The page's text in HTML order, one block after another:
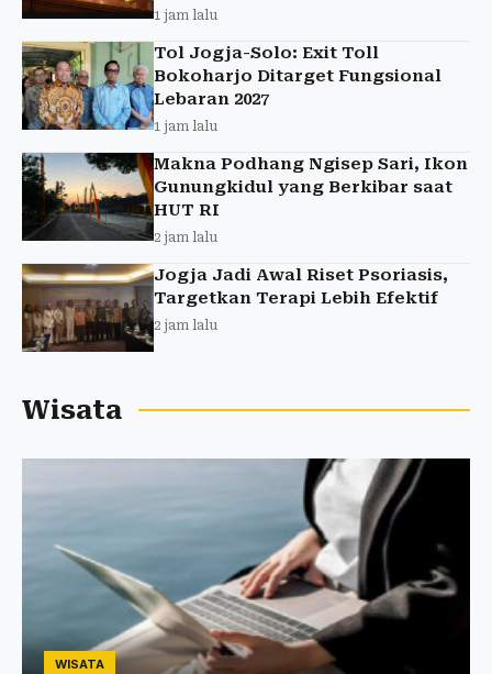
1 jam lalu
Tol Jogja-Solo: Exit Toll
Bokoharjo Ditarget Fungsional
Lebaran 2027
1 jam lalu
Makna Podhang Ngisep Sari, Ikon
Gunungkidul yang Berkibar saat
HUT RI
2 jam lalu
Jogja Jadi Awal Riset Psoriasis,
Targetkan Terapi Lebih Efektif
2 jam lalu
Wisata
WISATA